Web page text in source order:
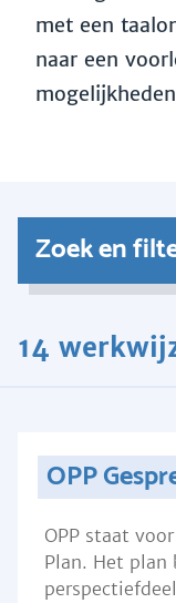
met een
naar een
Zoek en
14
OPP
OPP staat
Plan. Het